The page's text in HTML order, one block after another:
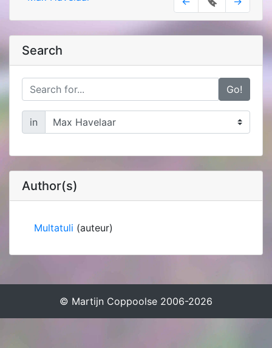
Search
Go!
in
Author(s)
Multatuli (auteur)
© Martijn Coppoolse 2006-2026